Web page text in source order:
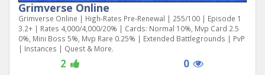
Grimverse Online
Grimverse Online | High-Rates Pre-Renewal | 255/100 | Episode 1
3.2+ | Rates 4,000/4,000/20% | Cards: Normal 10%, Mvp Card 2.5
0%, Mini Boss 5%, Mvp Rare 0.25% | Extended Battlegrounds | PvP
| Instances | Quest & More.
2 0